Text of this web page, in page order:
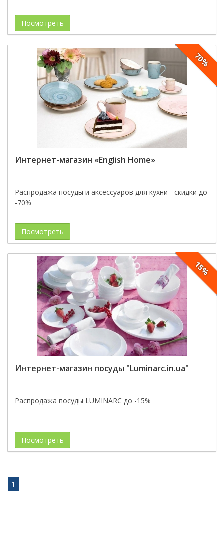
Посмотреть
70%
Интернет-магазин «English Home»
Распродажа посуды и аксессуаров для кухни - скидки до
-70%
Посмотреть
15%
Интернет-магазин посуды "Luminarc.in.ua"
Распродажа посуды LUMINARC до -15%
Посмотреть
1